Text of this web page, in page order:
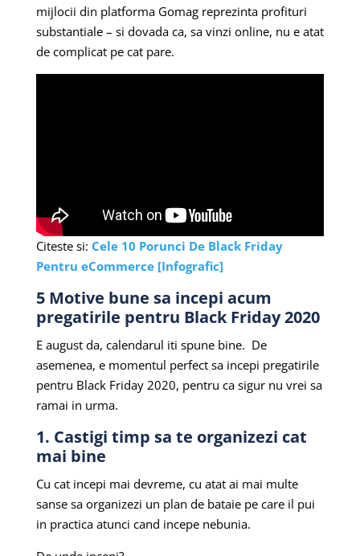
mijlocii din platforma Gomag reprezinta profituri
substantiale – si dovada ca, sa vinzi online, nu e atat
de complicat pe cat pare.
Citeste si: Cele 10 Porunci De Black Friday
Pentru eCommerce [Infografic]
5 Motive bune sa incepi acum
pregatirile pentru Black Friday 2020
E august da, calendarul iti spune bine. De
asemenea, e momentul perfect sa incepi pregatirile
pentru Black Friday 2020, pentru ca sigur nu vrei sa
ramai in urma.
1. Castigi timp sa te organizezi cat
mai bine
Cu cat incepi mai devreme, cu atat ai mai multe
sanse sa organizezi un plan de bataie pe care il pui
in practica atunci cand incepe nebunia.